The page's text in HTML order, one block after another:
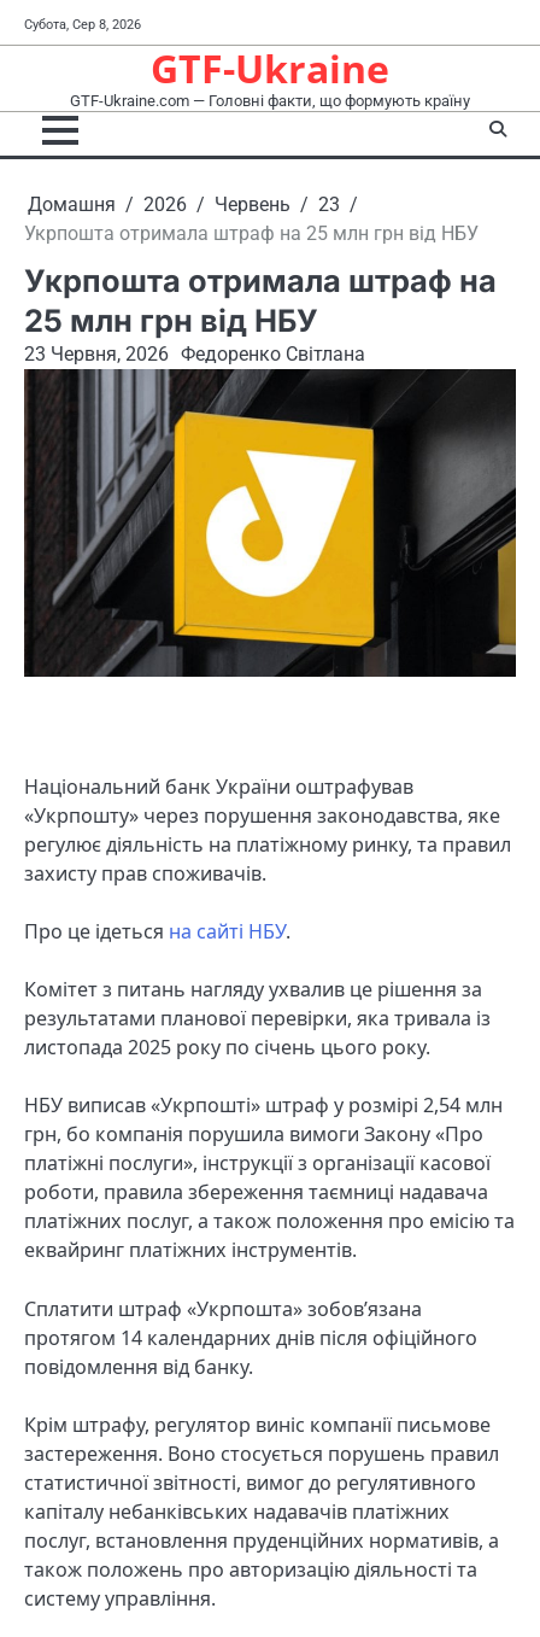
Перейти
до
Субота, Сер 8, 2026
GTF-Ukraine
GTF-Ukraine.com — Головні факти, що формують країну
Домашня 2026 Червень
23
Укрпошта отримала штраф на 25 млн грн від НБУ
Укрпошта отримала штраф на
25 млн грн від НБУ
23 Червня, 2026 Федоренко Світлана
Національний банк України оштрафував
«Укрпошту» через порушення законодавства, яке
регулює діяльність на платіжному ринку, та правил
захисту прав споживачів.
Про це ідеться на сайті НБУ.
Комітет з питань нагляду ухвалив це рішення за
результатами планової перевірки, яка тривала із
листопада 2025 року по січень цього року.
НБУ виписав «Укрпошті» штраф у розмірі 2,54 млн
грн, бо компанія порушила вимоги Закону «Про
платіжні послуги», інструкції з організації касової
роботи, правила збереження таємниці надавача
платіжних послуг, а також положення про емісію та
еквайринг платіжних інструментів.
Сплатити штраф «Укрпошта» зобов’язана
протягом 14 календарних днів після офіційного
повідомлення від банку.
Крім штрафу, регулятор виніс компанії письмове
застереження. Воно стосується порушень правил
статистичної звітності, вимог до регулятивного
капіталу небанківських надавачів платіжних
послуг, встановлення пруденційних нормативів, а
також положень про авторизацію діяльності та
систему управління.